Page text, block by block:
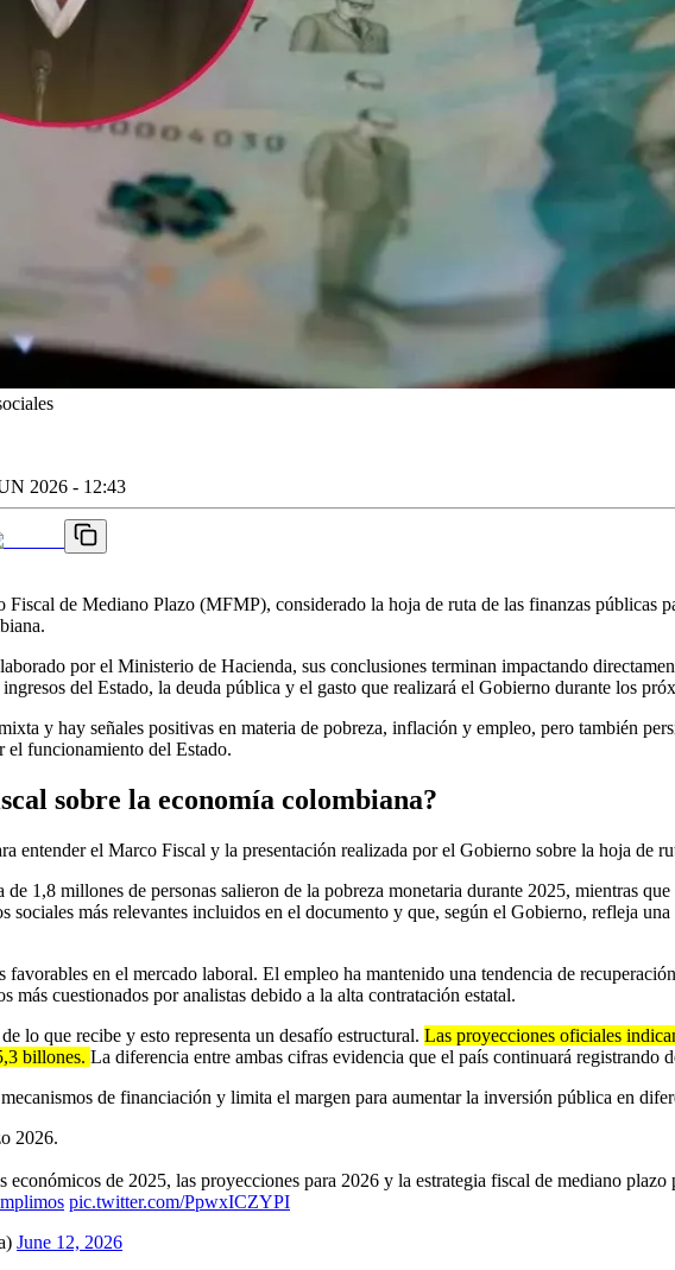
2026 - 12:43
de Mediano Plazo (MFMP), considerado la hoja de ruta de las finanzas públicas
por el Ministerio de Hacienda, sus conclusiones terminan impactando
del Estado, la deuda pública y el gasto que realizará el Gobierno durante los
y hay señales positivas en materia de pobreza, inflación y empleo, pero también
el funcionamiento del Estado.
sobre la economía colombiana?
entender el Marco Fiscal y la presentación realizada por el Gobierno sobre la hoja de
de 1,8 millones de personas salieron de la pobreza monetaria durante 2025, mientras
sociales más relevantes incluidos en el documento y que, según el Gobierno, refleja
favorables en el mercado laboral. El empleo ha mantenido una tendencia de
más cuestionados por analistas debido a la alta contratación estatal.
lo que recibe y esto representa un desafío estructural. Las proyecciones oficiales
billones. La diferencia entre ambas cifras evidencia que el país continuará registrando
de financiación y limita el margen para aumentar la inversión pública en
2026.
económicos de 2025, las proyecciones para 2026 y la estrategia fiscal de mediano
pic.twitter.com/PpwxICZYPI
June 12, 2026